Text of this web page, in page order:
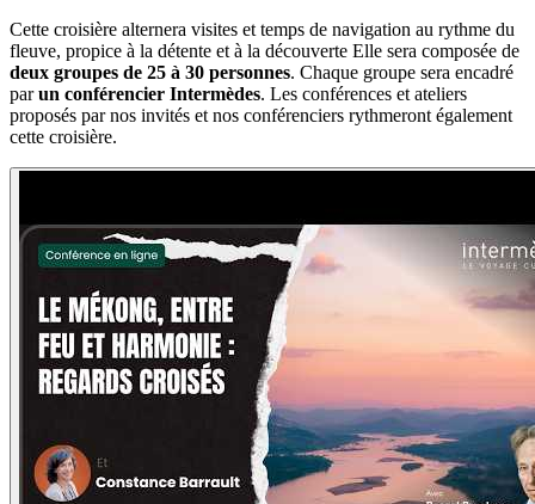
Cette croisière alternera visites et temps de navigation au rythme du
fleuve, propice à la détente et à la découverte Elle sera composée de
deux groupes de 25 à 30 personnes. Chaque groupe sera encadré
parun conférencier Intermèdes. Les conférences et ateliers
proposés par nos invités et nos conférenciers rythmeront également
cette croisière.